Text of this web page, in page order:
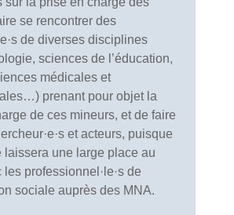
se rencontrer des
de diverses disciplines
sciences de l’éducation,
médicales et
prenant pour objet la
de ces mineurs, et de faire
et acteurs, puisque
laissera une large place au
professionnel·le·s de
sociale auprès des MNA.